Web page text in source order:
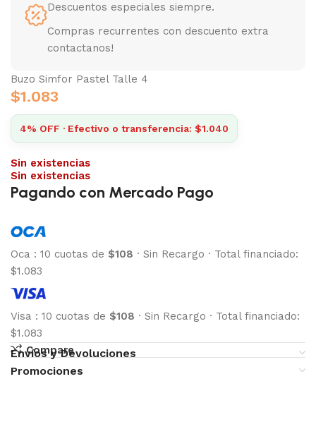
Descuentos especiales siempre.
Compras recurrentes con descuento extra
contactanos!
Buzo Simfor Pastel Talle 4
$1.083
4% OFF · Efectivo o transferencia: $1.040
Sin existencias
Sin existencias
Pagando con Mercado Pago
Oca : 10 cuotas de $108 · Sin Recargo · Total financiado:
$1.083
Visa : 10 cuotas de $108 · Sin Recargo · Total financiado:
$1.083
Compare
Envíos y Devoluciones
Promociones